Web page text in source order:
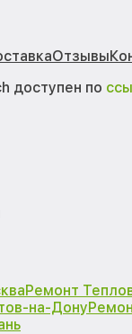
Отзывы
доступен по
Ремонт
на-Дону